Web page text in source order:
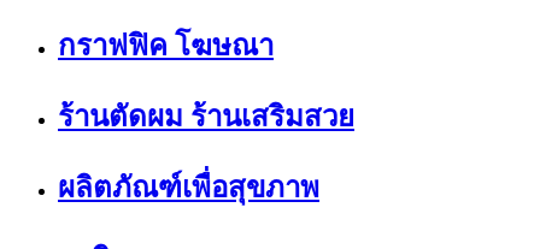
กราฟฟิค โฆษณา
ร้านตัดผม ร้านเสริมสวย
ผลิตภัณฑ์เพื่อสุขภาพ